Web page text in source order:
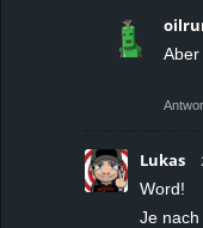
Aber
Lukas
Word!
Je nach